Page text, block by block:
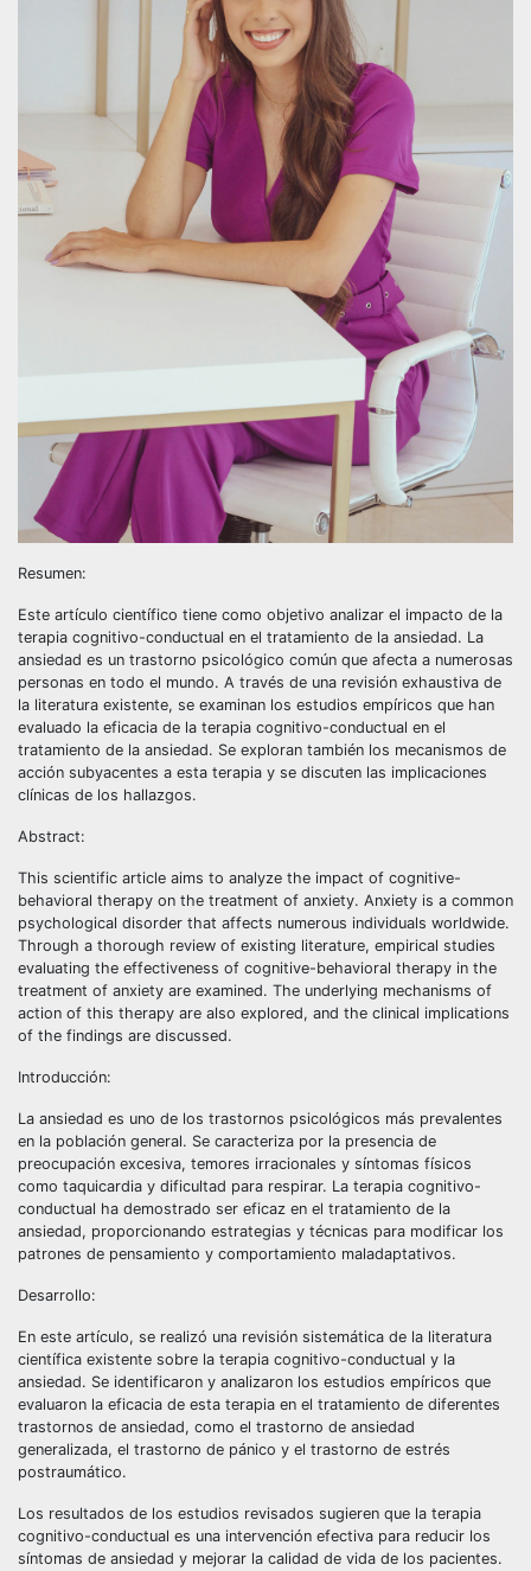
Resumen:
Este artículo científico tiene como objetivo analizar el impacto de la
terapia cognitivo-conductual en el tratamiento de la ansiedad. La
ansiedad es un trastorno psicológico común que afecta a numerosas
personas en todo el mundo. A través de una revisión exhaustiva de
la literatura existente, se examinan los estudios empíricos que han
evaluado la eficacia de la terapia cognitivo-conductual en el
tratamiento de la ansiedad. Se exploran también los mecanismos de
acción subyacentes a esta terapia y se discuten las implicaciones
clínicas de los hallazgos.
Abstract:
This scientific article aims to analyze the impact of cognitive-
behavioral therapy on the treatment of anxiety. Anxiety is a common
psychological disorder that affects numerous individuals worldwide.
Through a thorough review of existing literature, empirical studies
evaluating the effectiveness of cognitive-behavioral therapy in the
treatment of anxiety are examined. The underlying mechanisms of
action of this therapy are also explored, and the clinical implications
of the findings are discussed.
Introducción:
La ansiedad es uno de los trastornos psicológicos más prevalentes
en la población general. Se caracteriza por la presencia de
preocupación excesiva, temores irracionales y síntomas físicos
como taquicardia y dificultad para respirar. La terapia cognitivo-
conductual ha demostrado ser eficaz en el tratamiento de la
ansiedad, proporcionando estrategias y técnicas para modificar los
patrones de pensamiento y comportamiento maladaptativos.
Desarrollo:
En este artículo, se realizó una revisión sistemática de la literatura
científica existente sobre la terapia cognitivo-conductual y la
ansiedad. Se identificaron y analizaron los estudios empíricos que
evaluaron la eficacia de esta terapia en el tratamiento de diferentes
trastornos de ansiedad, como el trastorno de ansiedad
generalizada, el trastorno de pánico y el trastorno de estrés
postraumático.
Los resultados de los estudios revisados sugieren que la terapia
cognitivo-conductual es una intervención efectiva para reducir los
síntomas de ansiedad y mejorar la calidad de vida de los pacientes.